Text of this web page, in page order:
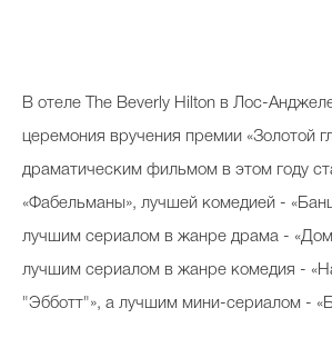
В отеле The Beverly Hilton в Лос-
церемония вручения премии «Золотой
драматическим фильмом в этом году
«Фабельманы», лучшей комедией -
лучшим сериалом в жанре драма -
лучшим сериалом в жанре комедия -
"Эбботт"», а лучшим мини-сериалом -